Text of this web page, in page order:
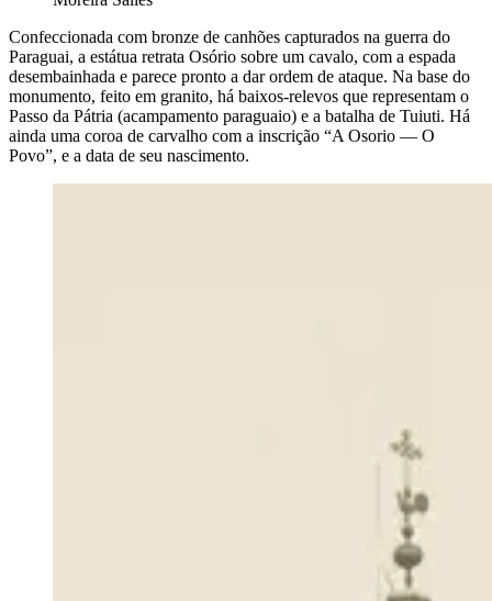
Confeccionada com bronze de canhões capturados na guerra do
Paraguai, a estátua retrata Osório sobre um cavalo, com a espada
desembainhada e parece pronto a dar ordem de ataque. Na base do
monumento, feito em granito, há baixos-relevos que representam o
Passo da Pátria (acampamento paraguaio) e a batalha de Tuiuti. Há
ainda uma coroa de carvalho com a inscrição “A Osorio — O
Povo”, e a data de seu nascimento.